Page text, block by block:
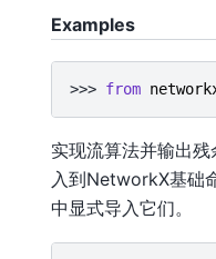
Examples
>>> from
实现流算法并输出
入到NetworkX基础
中显式导入它们。